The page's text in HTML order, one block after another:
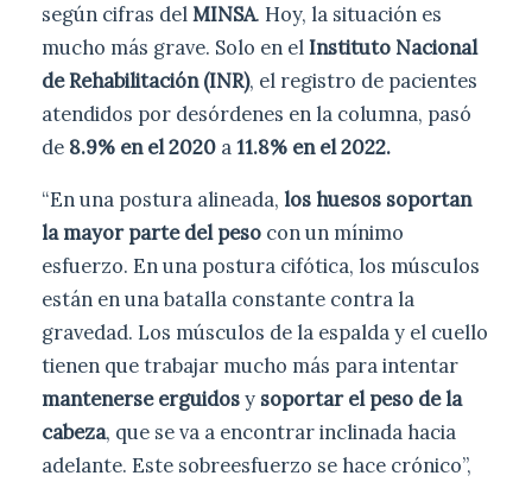
según cifras delMINSA. Hoy, la situación es
mucho más grave. Solo en elInstituto Nacional
de Rehabilitación (INR), el registro de pacientes
atendidos por desórdenes en la columna, pasó
de 8.9% en el 2020 a11.8% en el 2022.
“En una postura alineada, los huesos soportan
la mayor parte del peso con un mínimo
esfuerzo. En una postura cifótica, los músculos
están en una batalla constante contra la
gravedad. Los músculos de la espalda y el cuello
tienen que trabajar mucho más para intentar
mantenerse erguidosy soportar el peso de la
cabeza, que se va a encontrar inclinada hacia
adelante. Este sobreesfuerzo se hace crónico”,